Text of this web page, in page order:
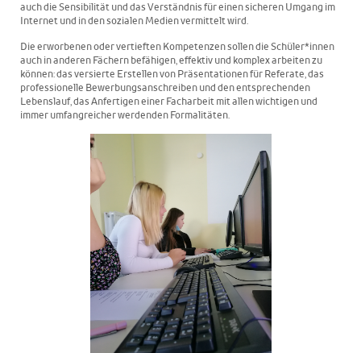
auch die Sensibilität und das Verständnis für einen sicheren Umgang im
Internet und in den sozialen Medien vermittelt wird.
Die erworbenen oder vertieften Kompetenzen sollen die Schüler*innen
auch in anderen Fächern befähigen, effektiv und komplex arbeiten zu
können: das versierte Erstellen von Präsentationen für Referate, das
professionelle Bewerbungsanschreiben und den entsprechenden
Lebenslauf, das Anfertigen einer Facharbeit mit allen wichtigen und
immer umfangreicher werdenden Formalitäten.